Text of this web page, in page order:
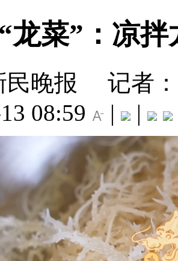
龙菜”：凉
民晚报
记者
08:59
| |